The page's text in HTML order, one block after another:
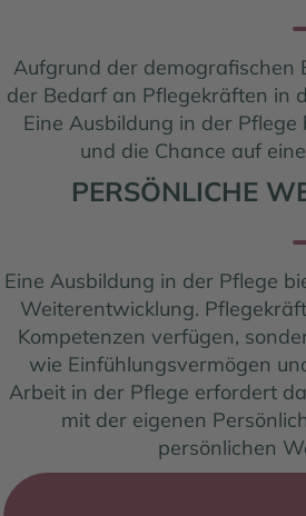
Aufgrund der
der Bedarf an Pflegekräften in
Eine Ausbildung in der
und die Chance auf
PERSÖNLICHE
Eine Ausbildung in der Pflege
Weiterentwicklung.
Kompetenzen verfügen,
wie Einfühlungsvermögen
Arbeit in der Pflege erfordert
mit der eigenen
persönlichen